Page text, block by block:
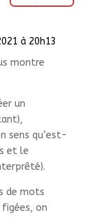
à 20h13
montre
un
sens qu’est-
et le
de mots
on